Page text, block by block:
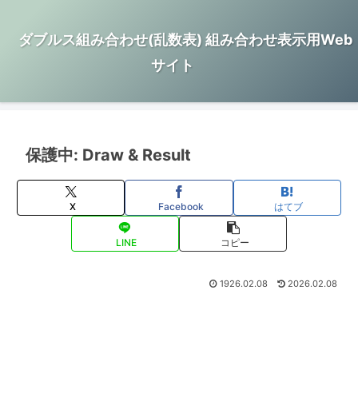
ダブルス組み合わせ(乱数表) 組み合わせ表示用Web
サイト
保護中: Draw & Result
X Facebook はてブ
LINE コピー
1926.02.08 2026.02.08